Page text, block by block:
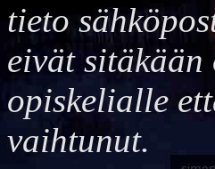
tieto
eivät
opiskelialle
vaihtunut.